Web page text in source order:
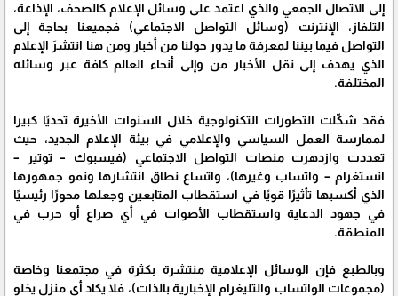
إلى الاتصال الجمعي والذي اعتمد على وسائل الإعلام كالصحف، الإذاعة،
التلفاز، الإنترنت (وسائل التواصل الاجتماعي) فجميعنا بحاجة إلى
التواصل فيما بيننا لمعرفة ما يدور حولنا من أخبار ومن هنا انتشرَ الإعلام
الذي يهدف إلى نقل الأخبار من وإلى أنحاء العالم كافة عبر وسائله
المختلفة.
فقد شكّلت التطورات التكنولوجية خلال السنوات الأخيرة تحديًا كبيرا
لممارسة العمل السياسي والإعلامي في بيئة الإعلام الجديد، حيث
تعددت وازدهرت منصات التواصل الاجتماعي (فيسبوك – توتير –
انستغرام – واتساب وغيرها)، واتساع نطاق انتشارها ونمو جمهورها
الذي أكسبها تأثيرًا قويًا في استقطاب المتابعين وجعلها محورًا رئيسيًا
في جهود الدعاية واستقطاب الأصوات في أي صراع أو حرب في
المنطقة.
وبالطبع فإن الوسائل الإعلامية منتشرة بكثرة في مجتمعنا وخاصة
(مجموعات الواتساب والتليغرام الإخبارية بالذات)، فلا يكاد أي منزل يخلو